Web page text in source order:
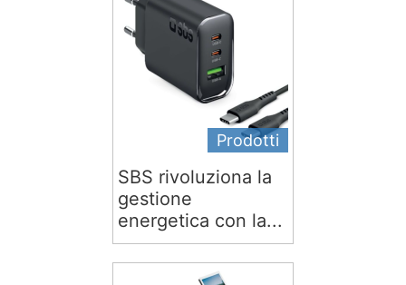
Prodotti
SBS rivoluziona la
gestione
energetica con la...